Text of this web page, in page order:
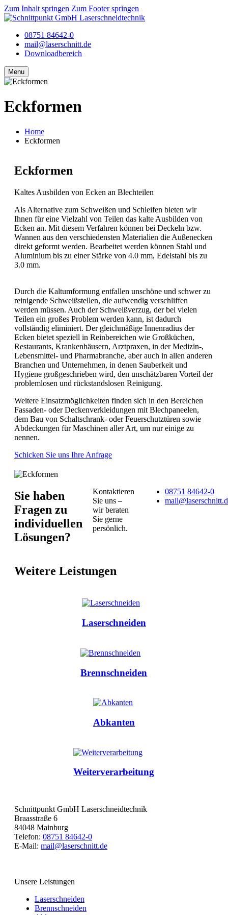
Zum Inhalt springen Zum Footer springen
08751 84642-0
mail@laserschnitt.de
Downloadbereich
Menu
Eckformen
Home
Eckformen
Eckformen
Kaltes Ausbilden von Ecken an Blechteilen
Als Alternative zum Schweißen und Schleifen bieten wir
Ihnen für eine Vielzahl von Teilen das kalte Ausbilden von
Ecken an. Mit diesem Verfahren können bei Deckeln bzw.
Wannen aus den verschiedensten Materialien die Außenecken
direkt geformt werden. Bearbeitet werden können Stahl und
Aluminium bis zu einer Stärke von 4.0 mm, Edelstahl bis zu
3.0 mm.
Durch die Kaltumformung entfallen unschöne und schwer zu
reinigende Schweißstellen, die aufwendig verschliffen
werden müssen. Auch der Schweißverzug, der bei vielen
Teilen ein großes Problem werden kann, ist dadurch
vollständig eliminiert. Der gleichmäßige Innenradius der
Ecken bietet speziell in Reinbereichen wie Großküchen,
Restaurants, Krankenhäusern, Arztpraxen, in der Medizin-,
Lebensmittel- und Pharmabranche, aber auch in allen anderen
Branchen und Unternehmen, in denen Sauberkeit und
Hygiene großgeschrieben wird, den unschätzbaren Vorteil der
problemlosen und rückstandslosen Reinigung.
Weitere Einsatzmöglichkeiten finden sich in den Bereichen
Fassaden- oder Deckenverkleidungen mit Blechpaneelen,
dem Bau von Schaltschrank- oder Feuerschutztüren sowie
Abdeckungen für Maschinen aller Art, um nur einige zu
nennen.
Schicken Sie uns Ihre Anfrage
Sie haben
Fragen zu
individuellen
Lösungen?
Kontaktieren
Sie uns –
wir beraten
Sie gerne
persönlich.
08751 84642-0
Weitere Leistungen
Laserschneiden
Brennschneiden
Abkanten
Weiterverarbeitung
Schnittpunkt GmbH Laserschneidtechnik
Braasstraße 6
84048 Mainburg
Telefon: 08751 84642-0
E-Mail: mail@laserschnitt.de
Unsere Leistungen
Laserschneiden
Brennschneiden